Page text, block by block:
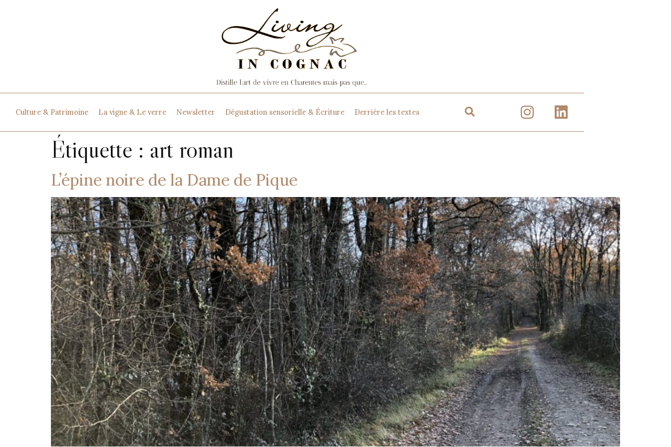
Culture & Patrimoine La vigne & Le verre Newsletter Dégustation sensorielle & Écriture Derrière les textes
Étiquette : art roman
L’épine noire de la Dame de Pique